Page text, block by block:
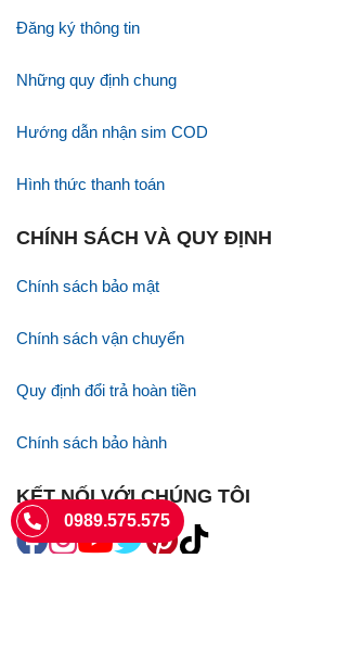
Đăng ký thông tin
Những quy định chung
Hướng dẫn nhận sim COD
Hình thức thanh toán
CHÍNH SÁCH VÀ QUY ĐỊNH
Chính sách bảo mật
Chính sách vận chuyển
Quy định đổi trả hoàn tiền
Chính sách bảo hành
KẾT NỐI VỚI CHÚNG TÔI
0989.575.575